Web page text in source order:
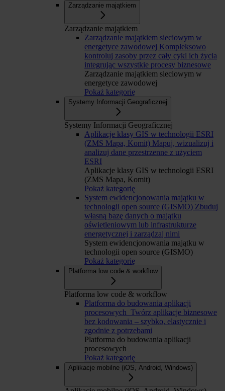
Zarządzanie majątkiem
Zarządzanie majątkiem
Zarządzanie majątkiem sieciowym w
energetyce zawodowej Kompleksowo
kontroluj zasoby przez cały cykl ich życia
integrując wszystkie procesy biznesowe
Zarządzanie majątkiem sieciowym w
energetyce zawodowej
Pokaż kategorię
Systemy Informacji Geograficznej
Systemy Informacji Geograficznej
Aplikacje klasy GIS w technologii ESRI
(ZMS Mapa, Komit) Mapuj, wizualizuj i
analizuj dane przestrzenne z użyciem
ESRI
Aplikacje klasy GIS w technologii ESRI
(ZMS Mapa, Komit)
Pokaż kategorię
System ewidencjonowania majątku w
technologii open source (GISMO) Zbuduj
własną bazę danych o majątku
oświetleniowym lub infrastrukturze
energetycznej i zarządzaj nimi
System ewidencjonowania majątku w
technologii open source (GISMO)
Pokaż kategorię
Platforma low code & workflow
Platforma low code & workflow
Platforma do budowania aplikacji
procesowych Twórz aplikacje biznesowe
bez kodowania – szybko, elastycznie i
zgodnie z potrzebami
Platforma do budowania aplikacji
procesowych
Pokaż kategorię
Aplikacje mobilne (iOS, Android, Windows)